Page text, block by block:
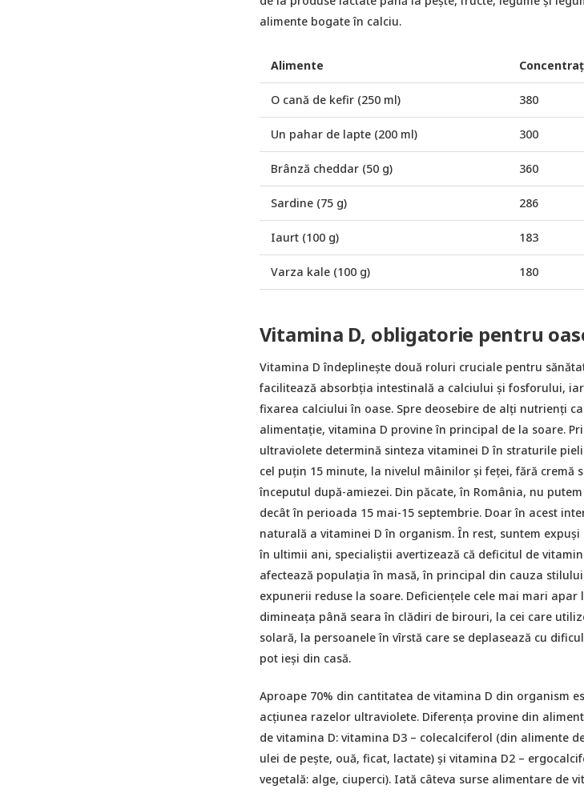
alimente bogate în calciu.
Alimente
O cană de kefir (250 ml) 380
Un pahar de lapte (200 ml) 300
Brânză cheddar (50 g) 360
Sardine (75 g) 286
Iaurt (100 g) 183
Varza kale (100 g) 180
Vitamina D, obligatorie pentru
Vitamina D îndeplinește două roluri cruciale pentru
facilitează absorbția intestinală a calciului și fosforului,
fixarea calciului în oase. Spre deosebire de alți nutrienți
alimentație, vitamina D provine în principal de la soare.
ultraviolete determină sinteza vitaminei D în straturile
cel puțin 15 minute, la nivelul mâinilor și feței, fără cremă
începutul după-amiezei. Din păcate, în România, nu
decât în perioada 15 mai-15 septembrie. Doar în acest
naturală a vitaminei D în organism. În rest, suntem expuși
în ultimii ani, specialiștii avertizează că deficitul de
afectează populația în masă, în principal din cauza
expunerii reduse la soare. Deficiențele cele mai mari apar
dimineața până seara în clădiri de birouri, la cei care
solară, la persoanele în vîrstă care se deplasează cu
pot ieși din casă.
Aproape 70% din cantitatea de vitamina D din organism
acțiunea razelor ultraviolete. Diferența provine din
de vitamina D: vitamina D3 – colecalciferol (din alimente
ulei de pește, ouă, ficat, lactate) și vitamina D2 –
vegetală: alge, ciuperci). Iată câteva surse alimentare de